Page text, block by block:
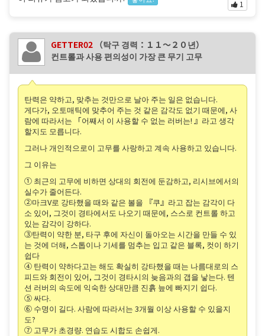
1
GETTER02 （탁구 경력：１１〜２０년）
컨트롤과 사용 편의성이 가장 큰 무기 고무
탄력은 약하고, 맞추는 것만으로 날아 주는 일은 없습니다.
게다가, 오토매틱에 맞추어 주는 것 같은 감각도 없기 때문에, 사
람에 따라서는 「어째서 이 사용할 수 없는 러버는! 』라고 생각
할지도 모릅니다.
그러나 개인적으로이 고무를 사랑하고 계속 사용하고 있습니다.
그 이유는
① 최근의 고무에 비하면 상대의 회전에 둔감하고, 리시브에서의
실수가 줄어든다.
②마크V로 강타했을 때와 같은 볼을 『쿠』라고 잡는 감각이 다
소 있어, 그것이 경타에서도 나오기 때문에, 스스로 컨트롤 하고
있는 감각이 강하다.
③탄력이 약한 분, 타구 후에 자신이 돌아오는 시간을 만들 수 있
는 것에 더해, 스톱이나 기세를 멈추는 입고 같은 블록, 컷이 하기
쉽다
④ 탄력이 약하다고는 해도 확실히 강타했을 때는 나름대로의 스
피드와 회전이 있어, 그것이 경타시의 늦음과의 갭을 낳는다. 텐
션 러버의 속도에 익숙한 상대만큼 진흙 늪에 빠지기 쉽다.
⑤ 싸다.
⑥ 수명이 길다. 사람에 따라서는 3개월 이상 사용할 수 있을지
도?
⑦ 고무가 초경량. 연습도 시합도 손쉽게.